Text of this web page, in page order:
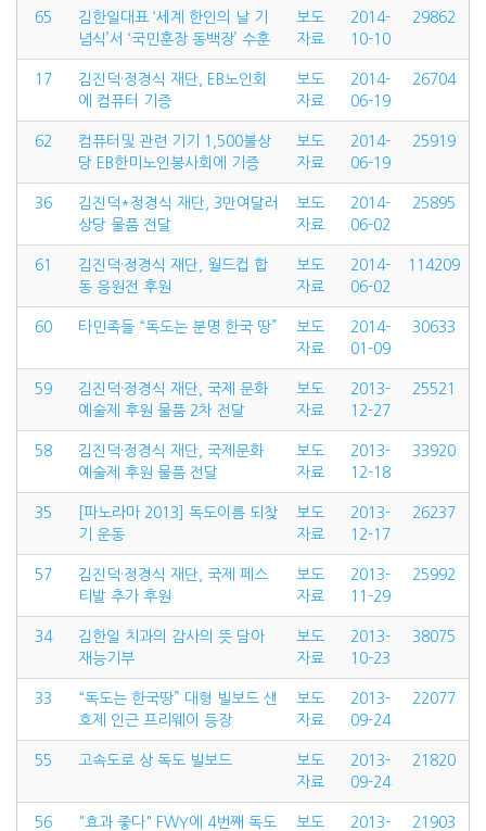
65
김한일대표 ‘세계 한인의 날 기
념식’서 ‘국민훈장 동백장’ 수훈
보도
자료
2014-
10-10
29862
17
김진덕·정경식 재단, EB노인회
에 컴퓨터 기증
보도
자료
2014-
06-19
26704
62
컴퓨터및 관련 기기 1,500불상
당 EB한미노인봉사회에 기증
보도
자료
2014-
06-19
25919
36
김진덕*정경식 재단, 3만여달러
상당 물품 전달
보도
자료
2014-
06-02
25895
61
김진덕·정경식 재단, 월드컵 합
동 응원전 후원
보도
자료
2014-
06-02
114209
60 타민족들 “독도는 분명 한국 땅”
보도
자료
2014-
01-09
30633
59
김진덕·정경식 재단, 국제 문화
예술제 후원 물품 2차 전달
보도
자료
2013-
12-27
25521
58
김진덕·정경식 재단, 국제문화
예술제 후원 물품 전달
보도
자료
2013-
12-18
33920
35
[파노라마 2013] 독도이름 되찾
기 운동
보도
자료
2013-
12-17
26237
57
김진덕·정경식 재단, 국제 페스
티발 추가 후원
보도
자료
2013-
11-29
25992
34
김한일 치과의 감사의 뜻 담아
재능기부
보도
자료
2013-
10-23
38075
33
“독도는 한국땅” 대형 빌보드 샌
호제 인근 프리웨이 등장
보도
자료
2013-
09-24
22077
55 고속도로 상 독도 빌보드
보도
자료
2013-
09-24
21820
56
"효과 좋다" FWY에 4번째 독도
보도
2013-
21903